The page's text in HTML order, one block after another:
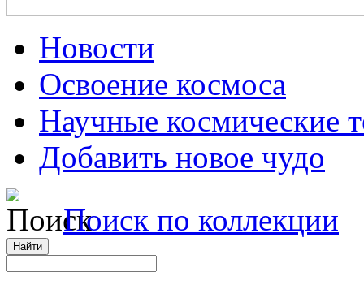
Новости
Освоение космоса
Научные космические
Добавить новое чудо
Поиск по коллекции